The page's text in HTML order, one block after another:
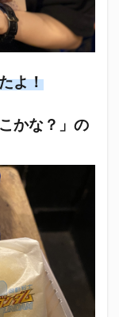
よ！
かな？」の
造
ンズ
平
青島酒造
地酒
ズ